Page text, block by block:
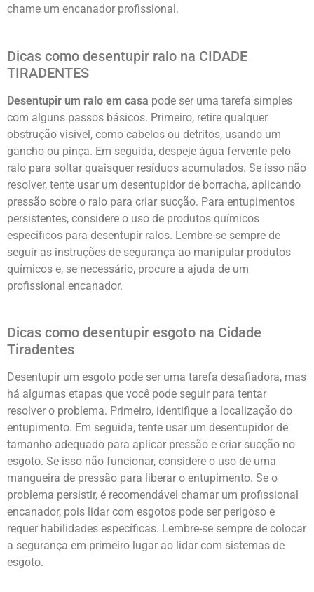
chame um encanador profissional.
Dicas como desentupir ralo na CIDADE
TIRADENTES
Desentupir um ralo em casa pode ser uma tarefa simples
com alguns passos básicos. Primeiro, retire qualquer
obstrução visível, como cabelos ou detritos, usando um
gancho ou pinça. Em seguida, despeje água fervente pelo
ralo para soltar quaisquer resíduos acumulados. Se isso não
resolver, tente usar um desentupidor de borracha, aplicando
pressão sobre o ralo para criar sucção. Para entupimentos
persistentes, considere o uso de produtos químicos
específicos para desentupir ralos. Lembre-se sempre de
seguir as instruções de segurança ao manipular produtos
químicos e, se necessário, procure a ajuda de um
profissional encanador.
Dicas como desentupir esgoto na Cidade
Tiradentes
Desentupir um esgoto pode ser uma tarefa desafiadora, mas
há algumas etapas que você pode seguir para tentar
resolver o problema. Primeiro, identifique a localização do
entupimento. Em seguida, tente usar um desentupidor de
tamanho adequado para aplicar pressão e criar sucção no
esgoto. Se isso não funcionar, considere o uso de uma
mangueira de pressão para liberar o entupimento. Se o
problema persistir, é recomendável chamar um profissional
encanador, pois lidar com esgotos pode ser perigoso e
requer habilidades específicas. Lembre-se sempre de colocar
a segurança em primeiro lugar ao lidar com sistemas de
esgoto.